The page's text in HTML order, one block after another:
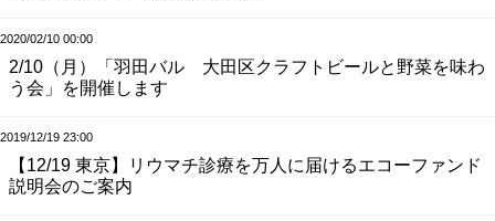
2020/02/10 00:00
2/10（月）「羽田バル 大田区クラフトビールと野菜を味わ
う会」を開催します
2019/12/19 23:00
【12/19 東京】リウマチ診療を万人に届けるエコーファンド
説明会のご案内